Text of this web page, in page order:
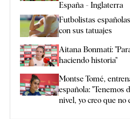
España - Inglaterra
Futbolistas
con sus tatuajes
Aitana Bonmatí:
haciendo historia"
Montse Tomé,
española: "Tenemos
nivel, yo creo que no